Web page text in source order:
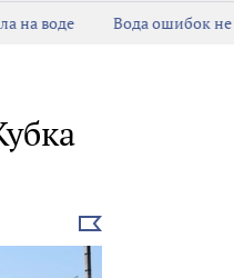
на воде Вода ошибок не
Выбрать
новость